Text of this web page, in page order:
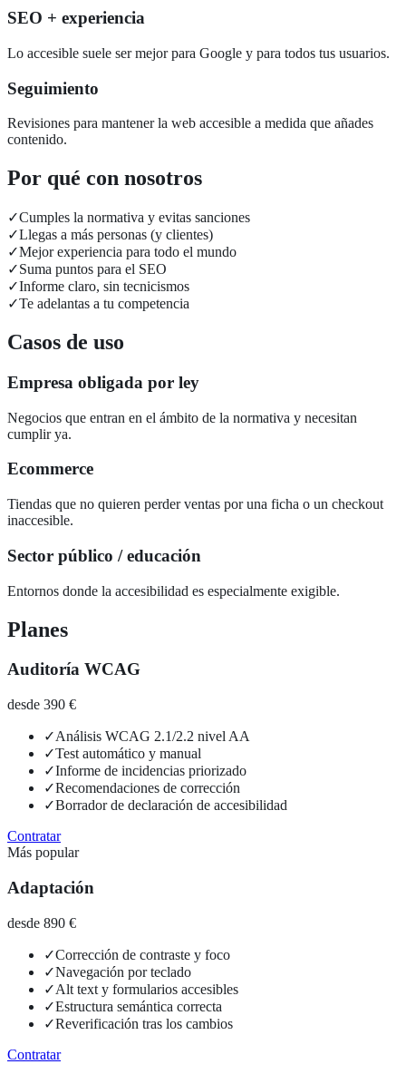
SEO + experiencia
Lo accesible suele ser mejor para Google y para todos tus usuarios.
Seguimiento
Revisiones para mantener la web accesible a medida que añades
contenido.
Por qué con nosotros
✓Cumples la normativa y evitas sanciones
✓Llegas a más personas (y clientes)
✓Mejor experiencia para todo el mundo
✓Suma puntos para el SEO
✓Informe claro, sin tecnicismos
✓Te adelantas a tu competencia
Casos de uso
Empresa obligada por ley
Negocios que entran en el ámbito de la normativa y necesitan
cumplir ya.
Ecommerce
Tiendas que no quieren perder ventas por una ficha o un checkout
inaccesible.
Sector público / educación
Entornos donde la accesibilidad es especialmente exigible.
Planes
Auditoría WCAG
desde 390 €
✓Análisis WCAG 2.1/2.2 nivel AA
✓Test automático y manual
✓Informe de incidencias priorizado
✓Recomendaciones de corrección
✓Borrador de declaración de accesibilidad
Contratar
Más popular
Adaptación
desde 890 €
✓Corrección de contraste y foco
✓Navegación por teclado
✓Alt text y formularios accesibles
✓Estructura semántica correcta
✓Reverificación tras los cambios
Contratar